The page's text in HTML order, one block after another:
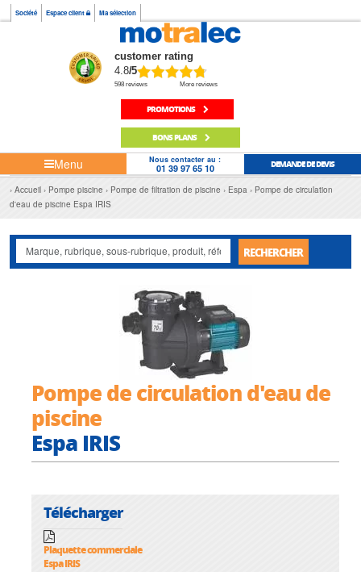
Société Espace client Ma sélection
customer rating
4.8/5
598 reviews More reviews
PROMOTIONS
BONS PLANS
Menu Nous contacter au :
01 39 97 65 10 DEMANDE DE DEVIS
Accueil Pompe piscine Pompe de filtration de piscine Espa
Pompe de circulation
d'eau de piscine Espa IRIS
RECHERCHER
Pompe de circulation d'eau de
piscine
Espa IRIS
Télécharger
Plaquette commerciale
Espa IRIS